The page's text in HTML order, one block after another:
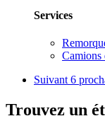
Services
Camions
Suivant 6
Trouvez un